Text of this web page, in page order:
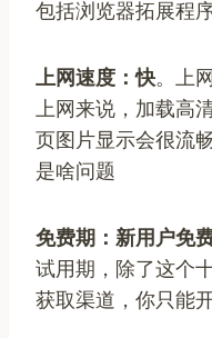
包括浏览器拓展程
上网速度：快。上
上网来说，加载高
页图片显示会很流
是啥问题
免费期：新用户免
试用期，除了这个
获取渠道，你只能